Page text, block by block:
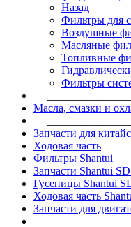
Назад
Фильтры для
Воздушные
Масляные
Топливные
Фильтры
Масла, смазки и
Запчасти для
Ходовая часть
Фильтры Shantui
Запчасти Shantui
Гусеницы Shantui
Ходовая часть
Запчасти для